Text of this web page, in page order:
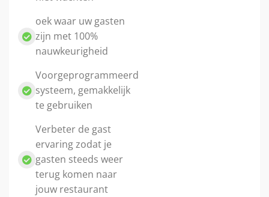
oek waar uw gasten
zijn met 100%
nauwkeurigheid
Voorgeprogrammeerd
systeem, gemakkelijk
te gebruiken
Verbeter de gast
ervaring zodat je
gasten steeds weer
terug komen naar
jouw restaurant